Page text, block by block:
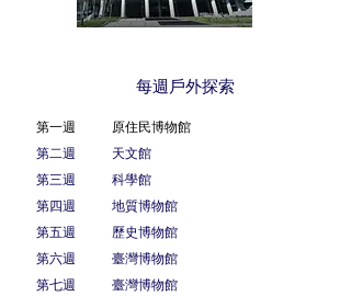
每週戶外探索
第一週 原住民博物館
第二週 天文館
第三週 科學館
第四週 地質博物館
第五週 歷史博物館
第六週 臺灣博物館
第七週 臺灣博物館